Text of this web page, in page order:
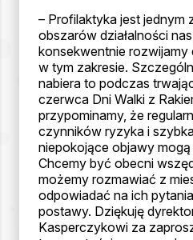
– Profilaktyka jest jednym
obszarów działalności
konsekwentnie rozwijamy
w tym zakresie.
nabiera to podczas
czerwca Dni Walki z
przypominamy, że
czynników ryzyka i
niepokojące objawy
Chcemy być obecni
możemy rozmawiać z
odpowiadać na ich
postawy. Dziękuję
Kasperczykowi za